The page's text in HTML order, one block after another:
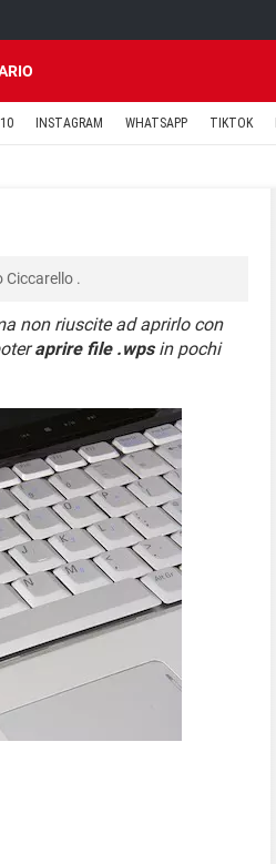
INSTAGRAM WHATSAPP TIKTOK
Ciccarello .
non riuscite ad aprirlo con
aprire file .wpsin pochi